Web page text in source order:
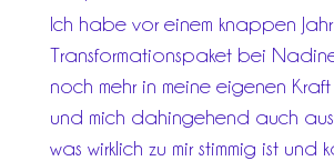
Ich habe vor einem knappen
Transformationspaket bei
noch mehr in meine eigenen Kraft
und mich dahingehend auch
was wirklich zu mir stimmig ist und